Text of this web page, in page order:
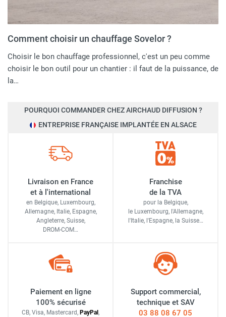
Comment choisir un chauffage Sovelor ?
Choisir le bon chauffage professionnel, c'est un peu comme
choisir le bon outil pour un chantier : il faut de la puissance, de
la…
POURQUOI COMMANDER CHEZ AIRCHAUD DIFFUSION ?
ENTREPRISE FRANÇAISE IMPLANTÉE EN ALSACE
Livraison en France
et à l'international
en Belgique, Luxembourg,
Allemagne, Italie, Espagne,
Angleterre, Suisse,
DROM-COM…
Franchise
de la TVA
pour la Belgique,
le Luxembourg, l'Allemagne,
l'Italie, l'Espagne, la Suisse…
Paiement en ligne
100% sécurisé
CB, Visa, Mastercard, PayPal ,
Support commercial,
technique et SAV
03 88 08 67 05